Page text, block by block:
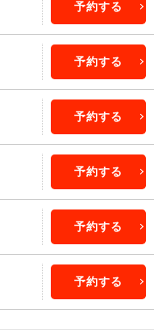
予約する
予約する
予約する
予約する
予約する
予約する